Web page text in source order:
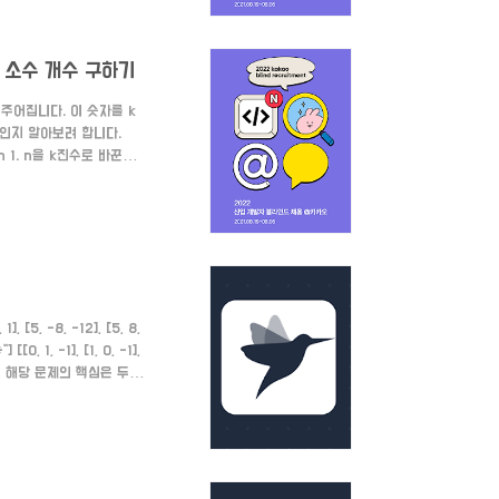
개수 구하기
어집니다. 이 숫자를 k
지 알아보려 합니다.
n을 k진수로 바꾼다.
1], [5, -8, -12], [5, 8,
[[0, 1, -1], [1, 0, -1],
문제의 핵심은 두 직